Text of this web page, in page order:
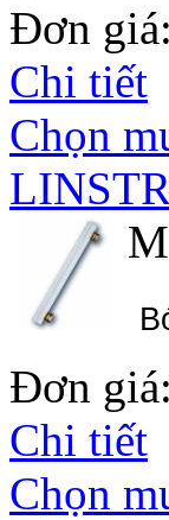
Đơn
Chi tiết
Chọn
Đơn
Chi tiết
Chọn